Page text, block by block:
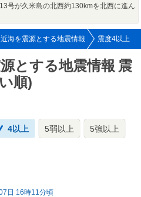
号が久米島の北西約130kmを北西に進ん
海を震源とする地震情報 震度4以上
とする地震情報 震
順)
4以上 5弱以上 5強以上
日 16時11分頃